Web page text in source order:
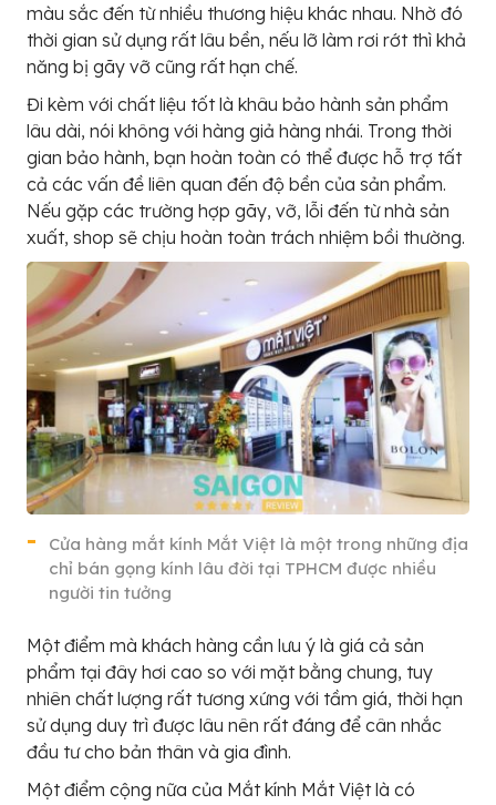
màu sắc đến từ nhiều thương hiệu khác nhau. Nhờ đó
thời gian sử dụng rất lâu bền, nếu lỡ làm rơi rớt thì khả
năng bị gãy vỡ cũng rất hạn chế.
Đi kèm với chất liệu tốt là khâu bảo hành sản phẩm
lâu dài, nói không với hàng giả hàng nhái. Trong thời
gian bảo hành, bạn hoàn toàn có thể được hỗ trợ tất
cả các vấn đề liên quan đến độ bền của sản phẩm.
Nếu gặp các trường hợp gãy, vỡ, lỗi đến từ nhà sản
xuất, shop sẽ chịu hoàn toàn trách nhiệm bồi thường.
Cửa hàng mắt kính Mắt Việt là một trong những địa
chỉ bán gọng kính lâu đời tại TPHCM được nhiều
người tin tưởng
Một điểm mà khách hàng cần lưu ý là giá cả sản
phẩm tại đây hơi cao so với mặt bằng chung, tuy
nhiên chất lượng rất tương xứng với tầm giá, thời hạn
sử dụng duy trì được lâu nên rất đáng để cân nhắc
đầu tư cho bản thân và gia đình.
Một điểm cộng nữa của Mắt kính Mắt Việt là có